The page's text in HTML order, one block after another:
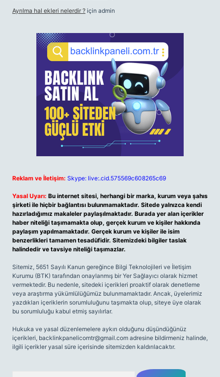
Ayrılma hal ekleri nelerdir ? için admin
Reklam ve İletişim: Skype: live:.cid.575569c608265c69
Yasal Uyarı: Bu internet sitesi, herhangi bir marka, kurum veya şahıs
şirketi ile hiçbir bağlantısı bulunmamaktadır. Sitede yalnızca kendi
hazırladığımız makaleler paylaşılmaktadır. Burada yer alan içerikler
haber niteliği taşımamakta olup, gerçek kurum ve kişiler hakkında
paylaşım yapılmamaktadır. Gerçek kurum ve kişiler ile isim
benzerlikleri tamamen tesadüfidir. Sitemizdeki bilgiler taslak
halindedir ve tavsiye niteliği taşımazlar.
Sitemiz, 5651 Sayılı Kanun gereğince Bilgi Teknolojileri ve İletişim
Kurumu (BTK) tarafından onaylanmış bir Yer Sağlayıcı olarak hizmet
vermektedir. Bu nedenle, sitedeki içerikleri proaktif olarak denetleme
veya araştırma yükümlülüğümüz bulunmamaktadır. Ancak, üyelerimiz
yazdıkları içeriklerin sorumluluğunu taşımakta olup, siteye üye olarak
bu sorumluluğu kabul etmiş sayılırlar.
Hukuka ve yasal düzenlemelere aykırı olduğunu düşündüğünüz
içerikleri, backlinkpanelicomtr@gmail.com adresine bildirmeniz halinde,
ilgili içerikler yasal süre içerisinde sitemizden kaldırılacaktır.